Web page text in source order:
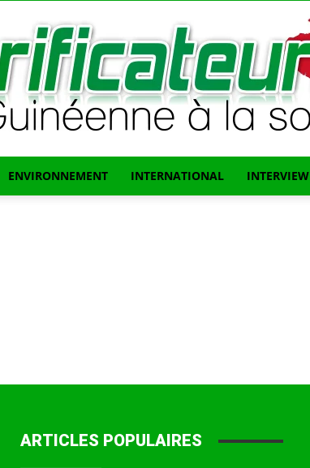
ENVIRONNEMENT INTERNATIONAL INTERVIEW
ARTICLES POPULAIRES